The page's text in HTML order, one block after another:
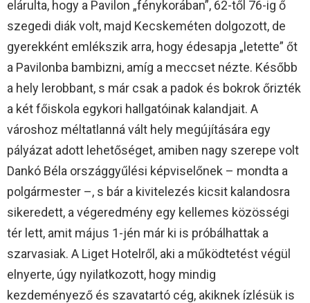
elárulta, hogy a Pavilon „fénykorában”, 62-től 76-ig ő
szegedi diák volt, majd Kecskeméten dolgozott, de
gyerekként emlékszik arra, hogy édesapja „letette” őt
a Pavilonba bambizni, amíg a meccset nézte. Később
a hely lerobbant, s már csak a padok és bokrok őrizték
a két főiskola egykori hallgatóinak kalandjait. A
városhoz méltatlanná vált hely megújítására egy
pályázat adott lehetőséget, amiben nagy szerepe volt
Dankó Béla országgyűlési képviselőnek – mondta a
polgármester –, s bár a kivitelezés kicsit kalandosra
sikeredett, a végeredmény egy kellemes közösségi
tér lett, amit május 1-jén már ki is próbálhattak a
szarvasiak. A Liget Hotelről, aki a működtetést végül
elnyerte, úgy nyilatkozott, hogy mindig
kezdeményező és szavatartó cég, akiknek ízlésük is